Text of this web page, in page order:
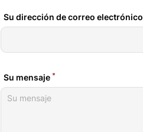
Su dirección de correo electrónico
Su mensaje *